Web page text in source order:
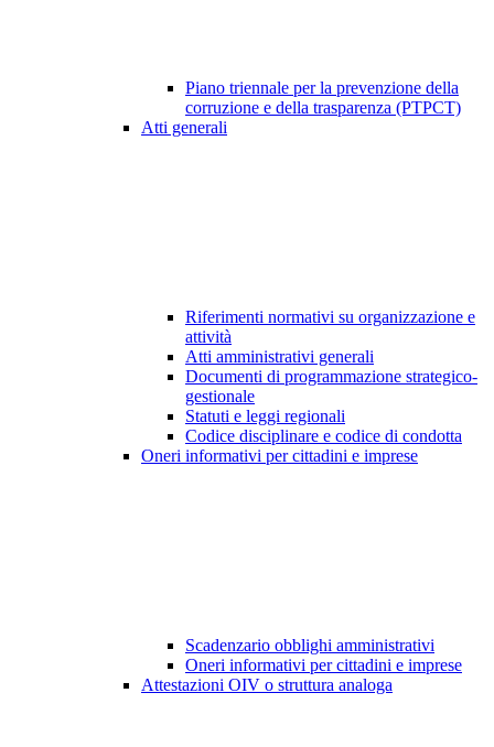
Piano triennale per la prevenzione della
corruzione e della trasparenza (PTPCT)
Atti generali
Riferimenti normativi su organizzazione e
attività
Atti amministrativi generali
Documenti di programmazione strategico-
gestionale
Statuti e leggi regionali
Codice disciplinare e codice di condotta
Oneri informativi per cittadini e imprese
Scadenzario obblighi amministrativi
Oneri informativi per cittadini e imprese
Attestazioni OIV o struttura analoga